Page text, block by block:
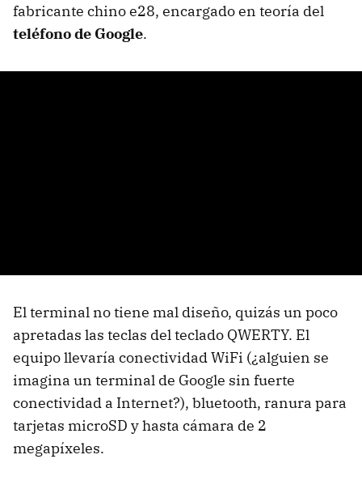
fabricante chino e28, encargado en teoría del
teléfono de Google.
El terminal no tiene mal diseño, quizás un poco
apretadas las teclas del teclado QWERTY. El
equipo llevaría conectividad WiFi (¿alguien se
imagina un terminal de Google sin fuerte
conectividad a Internet?), bluetooth, ranura para
tarjetas microSD y hasta cámara de 2
megapíxeles.